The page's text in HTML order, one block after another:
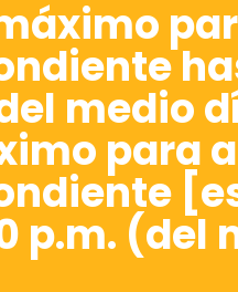
medio
para
p.m. (del